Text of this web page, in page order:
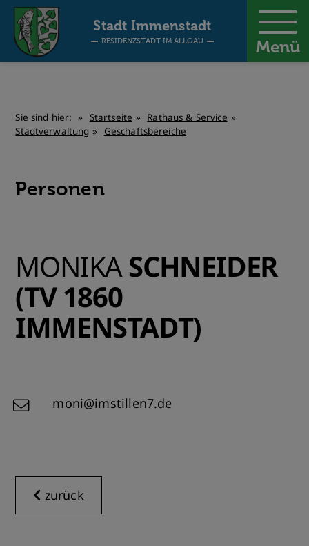
Menü
Stadt Immenstadt
RESIDENZSTADT IM ALLGÄU
Sie sind hier: Startseite
Rathaus & Service
Stadtverwaltung
Geschäftsbereiche
Personen
MONIKASCHNEIDER
(TV 1860
IMMENSTADT)
moni@imstillen7.de
zurück